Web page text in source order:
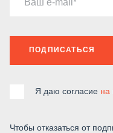
ПОДПИСАТЬСЯ
Я даю согласие на
Чтобы отказаться от